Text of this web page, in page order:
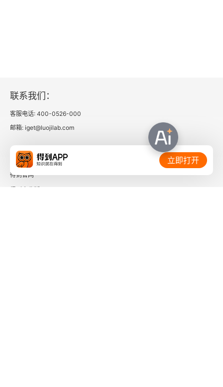
联系我们：
客服电话: 400-0526-000
邮箱: iget@luojilab.com
相关链接：
得到官网
立即打开